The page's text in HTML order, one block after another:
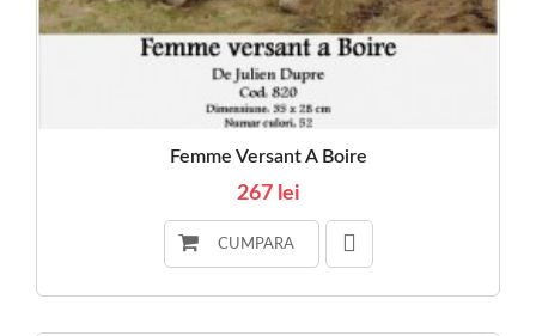
Femme Versant A Boire
267 lei
CUMPARA